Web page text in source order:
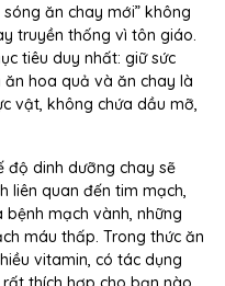
ăn chay mới” không
truyền thống vì tôn giáo.
tiêu duy nhất: giữ sức
hoa quả và ăn chay là
vật, không chứa dầu mỡ,
độ dinh dưỡng chay sẽ
liên quan đến tim mạch,
mạch vành, những
máu thấp. Trong thức ăn
vitamin, có tác dụng